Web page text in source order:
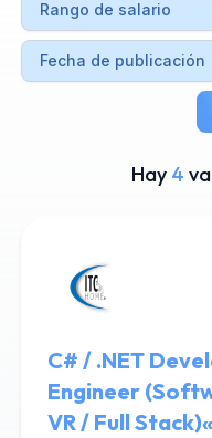
Hay 4
C# / .NET
Engineer
VR / Full